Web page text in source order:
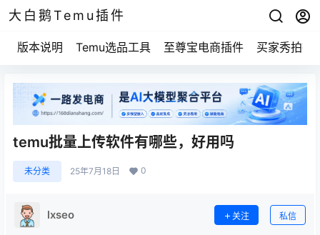
大白鹅Temu插件
版本说明 Temu选品工具 至尊宝电商插件 买家秀拍摄
temu批量上传软件有哪些，好用吗
未分类 25年7月18日 0
lxseo 关注 私信